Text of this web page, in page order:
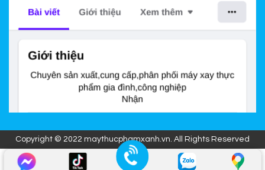
Copyright © 2022 maythucphamxanh.vn. All Rights Reserved